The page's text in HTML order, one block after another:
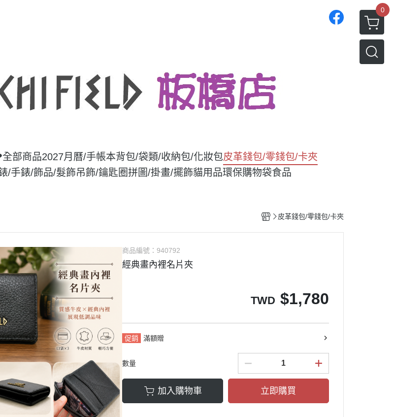
0
全部商品2027月曆/手帳本背包/袋類/收納包/化妝包皮革錢包/零錢包/卡夾
/手錶/飾品/髮飾吊飾/鑰匙圈拼圖/掛畫/擺飾貓用品環保購物袋食品
皮革錢包/零錢包/卡夾
商品編號： 940792
經典畫內裡名片夾
TWD $1,780
促銷 滿額贈
數量
加入購物車 立即購買